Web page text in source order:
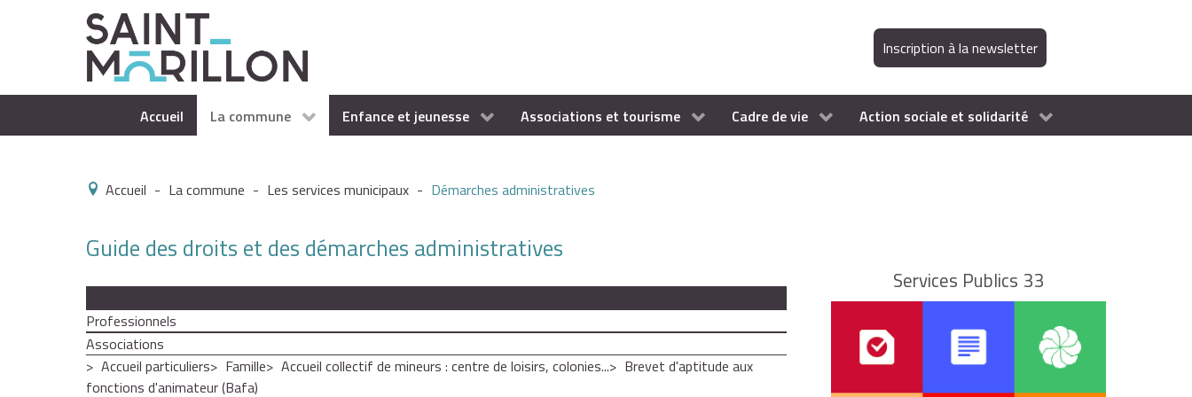
Inscription à la newsletter
Accueil La commune Enfance et jeunesse Associations et tourisme Cadre de vie Action sociale et solidarité
Accueil - La commune - Les services municipaux - Démarches administratives
Guide des droits et des démarches administratives
Professionnels
Associations
Accueil particuliers
Famille Accueil collectif de mineurs : centre de loisirs, colonies...
Brevet d'aptitude aux
fonctions d'animateur (Bafa)
Services Publics 33